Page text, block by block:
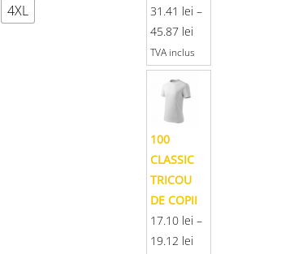
4XL
31.41 lei –
45.87 lei
TVA inclus
100
CLASSIC
TRICOU
DE COPII
17.10 lei –
19.12 lei